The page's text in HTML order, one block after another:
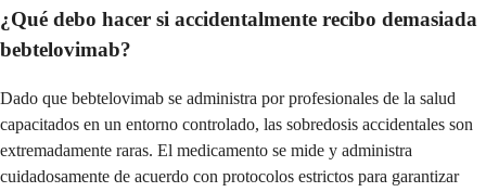
¿Qué debo hacer si accidentalmente recibo demasiada
bebtelovimab?
Dado que bebtelovimab se administra por profesionales de la salud
capacitados en un entorno controlado, las sobredosis accidentales son
extremadamente raras. El medicamento se mide y administra
cuidadosamente de acuerdo con protocolos estrictos para garantizar